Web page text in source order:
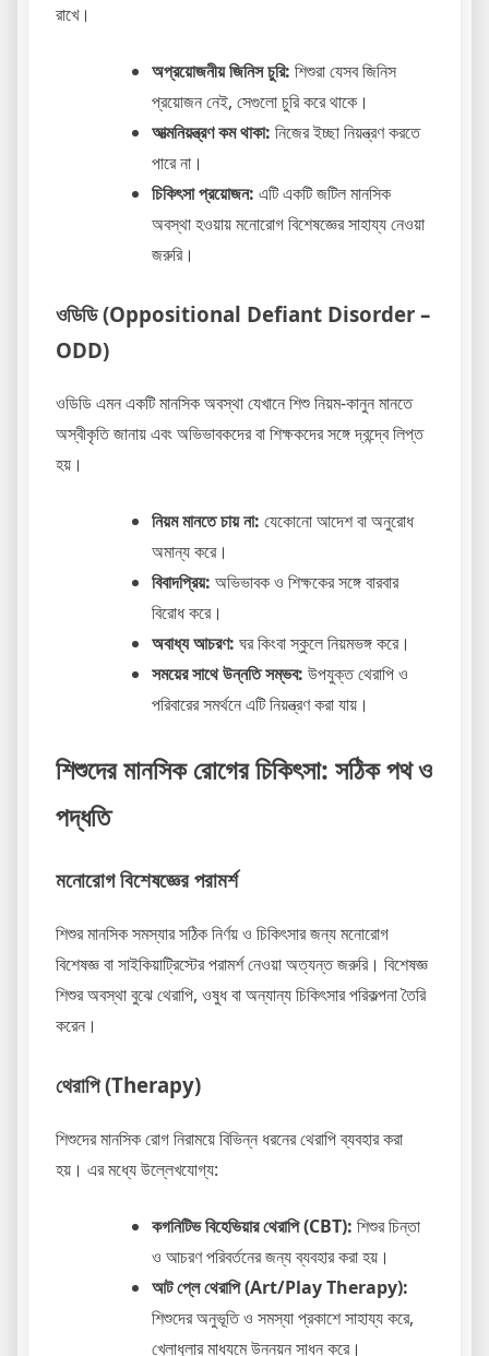
রাখে।
অপ্রয়োজনীয় জিনিস চুরি: শিশুরা যেসব জিনিস
প্রয়োজন নেই, সেগুলো চুরি করে থাকে।
আত্মনিয়ন্ত্রণ কম থাকা: নিজের ইচ্ছা নিয়ন্ত্রণ করতে
পারে না।
চিকিৎসা প্রয়োজন: এটি একটি জটিল মানসিক
অবস্থা হওয়ায় মনোরোগ বিশেষজ্ঞের সাহায্য নেওয়া
জরুরি।
ওডিডি (Oppositional Defiant Disorder –
ODD)
ওডিডি এমন একটি মানসিক অবস্থা যেখানে শিশু নিয়ম-কানুন মানতে
অস্বীকৃতি জানায় এবং অভিভাবকদের বা শিক্ষকদের সঙ্গে দ্বন্দ্বে লিপ্ত
হয়।
নিয়ম মানতে চায় না: যেকোনো আদেশ বা অনুরোধ
অমান্য করে।
বিবাদপ্রিয়: অভিভাবক ও শিক্ষকের সঙ্গে বারবার
বিরোধ করে।
অবাধ্য আচরণ: ঘর কিংবা স্কুলে নিয়মভঙ্গ করে।
সময়ের সাথে উন্নতি সম্ভব: উপযুক্ত থেরাপি ও
পরিবারের সমর্থনে এটি নিয়ন্ত্রণ করা যায়।
শিশুদের মানসিক রোগের চিকিৎসা: সঠিক পথ ও
পদ্ধতি
মনোরোগ বিশেষজ্ঞের পরামর্শ
শিশুর মানসিক সমস্যার সঠিক নির্ণয় ও চিকিৎসার জন্য মনোরোগ
বিশেষজ্ঞ বা সাইকিয়াট্রিস্টের পরামর্শ নেওয়া অত্যন্ত জরুরি। বিশেষজ্ঞ
শিশুর অবস্থা বুঝে থেরাপি, ওষুধ বা অন্যান্য চিকিৎসার পরিকল্পনা তৈরি
করেন।
থেরাপি (Therapy)
শিশুদের মানসিক রোগ নিরাময়ে বিভিন্ন ধরনের থেরাপি ব্যবহার করা
হয়। এর মধ্যে উল্লেখযোগ্য:
কগনিটিভ বিহেভিয়ার থেরাপি (CBT): শিশুর চিন্তা
ও আচরণ পরিবর্তনের জন্য ব্যবহার করা হয়।
আট প্লে থেরাপি (Art/Play Therapy):
শিশুদের অনুভূতি ও সমস্যা প্রকাশে সাহায্য করে,
খেলাধুলার মাধ্যমে উন্নয়ন সাধন করে।